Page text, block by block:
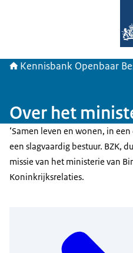
Kennisbank Openbaar
Over het
‘Samen leven en wonen, in
een slagvaardig bestuur. BZK,
missie van het ministerie van
Koninkrijksrelaties.